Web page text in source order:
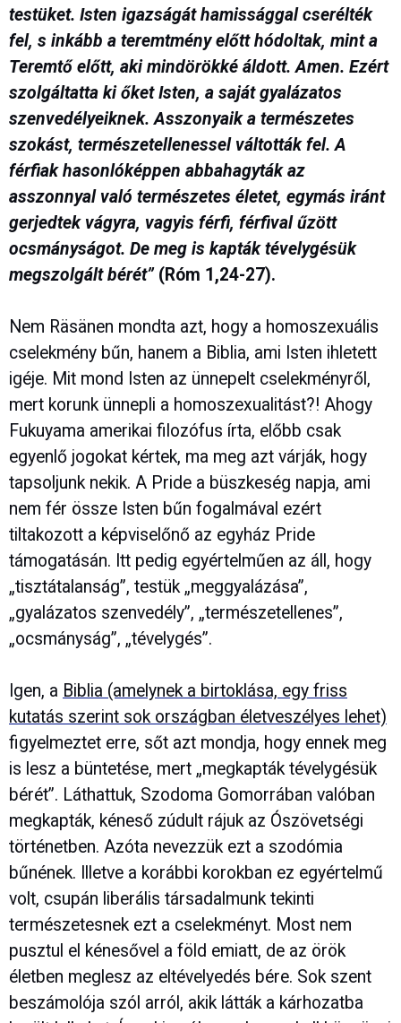
testüket. Isten igazságát hamissággal cserélték
fel, s inkább a teremtmény előtt hódoltak, mint a
Teremtő előtt, aki mindörökké áldott. Amen. Ezért
szolgáltatta ki őket Isten, a saját gyalázatos
szenvedélyeiknek. Asszonyaik a természetes
szokást, természetellenessel váltották fel. A
férfiak hasonlóképpen abbahagyták az
asszonnyal való természetes életet, egymás iránt
gerjedtek vágyra, vagyis férfi, férfival űzött
ocsmányságot. De meg is kapták tévelygésük
megszolgált bérét” (Róm 1,24-27).
Nem Räsänen mondta azt, hogy a homoszexuális
cselekmény bűn, hanem a Biblia, ami Isten ihletett
igéje. Mit mond Isten az ünnepelt cselekményről,
mert korunk ünnepli a homoszexualitást?! Ahogy
Fukuyama amerikai filozófus írta, előbb csak
egyenlő jogokat kértek, ma meg azt várják, hogy
tapsoljunk nekik. A Pride a büszkeség napja, ami
nem fér össze Isten bűn fogalmával ezért
tiltakozott a képviselőnő az egyház Pride
támogatásán. Itt pedig egyértelműen az áll, hogy
„tisztátalanság”, testük „meggyalázása”,
„gyalázatos szenvedély”, „természetellenes”,
„ocsmányság”, „tévelygés”.
Igen, a Biblia (amelynek a birtoklása, egy friss
kutatás szerint sok országban életveszélyes lehet)
figyelmeztet erre, sőt azt mondja, hogy ennek meg
is lesz a büntetése, mert „megkapták tévelygésük
bérét”. Láthattuk, Szodoma Gomorrában valóban
megkapták, kéneső zúdult rájuk az Ószövetségi
történetben. Azóta nevezzük ezt a szodómia
bűnének. Illetve a korábbi korokban ez egyértelmű
volt, csupán liberális társadalmunk tekinti
természetesnek ezt a cselekményt. Most nem
pusztul el kénesővel a föld emiatt, de az örök
életben meglesz az eltévelyedés bére. Sok szent
beszámolója szól arról, akik látták a kárhozatba